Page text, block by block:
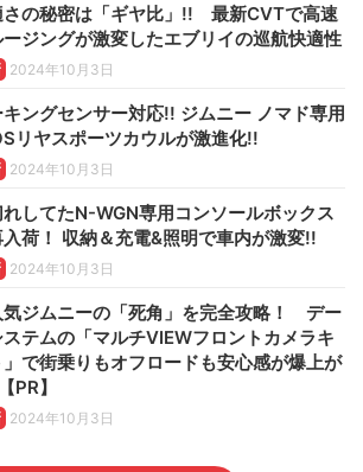
さの秘密は「ギヤ比」!! 最新CVTで高速
ージングが激変したエブリイの巡航快適性
2024年10月3日
ングセンサー対応!! ジムニー ノマド専用
リヤスポーツカウルが激進化!!
2024年10月3日
してたN-WGN専用コンソールボックス
荷！ 収納＆充電&照明で車内が激変!!
2024年10月3日
気ジムニーの「死角」を完全攻略！ デー
ステムの「マルチVIEWフロントカメラキ
」で街乗りもオフロードも安心感が爆上が
PR】
2024年10月3日